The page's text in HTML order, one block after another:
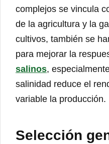
complejos se vincula
de la agricultura y la
cultivos, también se
para mejorar la
salinos,
salinidad reduce el
variable la producción.
Selección